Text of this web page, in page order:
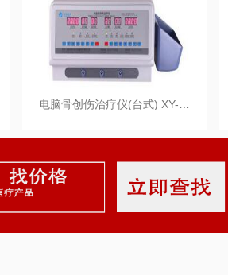
电脑骨创伤治疗仪(台式) XY-…